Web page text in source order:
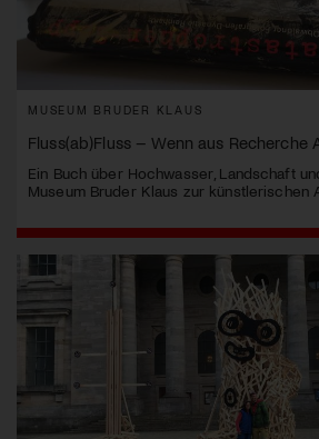
MUSEUM BRUDER KLAUS
Fluss(ab)Fluss – Wenn aus Recherche
Ein Buch über Hochwasser, Landschaft
Museum Bruder Klaus zur künstlerischen